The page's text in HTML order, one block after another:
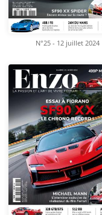
N°25 - 12 juillet 2024